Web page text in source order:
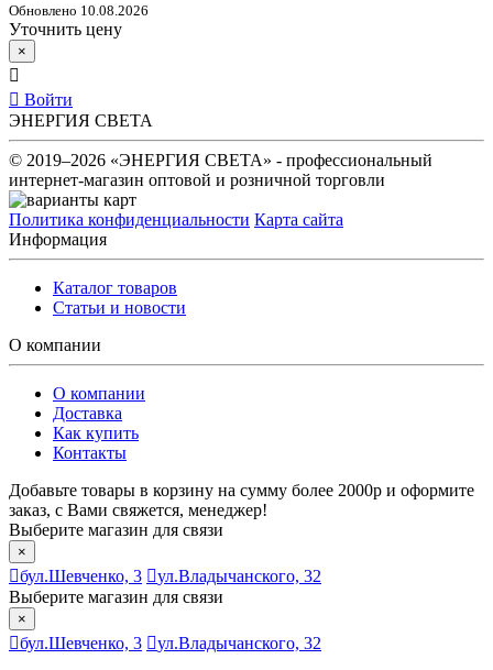
Обновлено 10.08.2026
Уточнить цену
×
Войти
ЭНЕРГИЯ СВЕТА
© 2019–2026 «ЭНЕРГИЯ СВЕТА» - профессиональный
интернет-магазин оптовой и розничной торговли
Политика конфиденциальности Карта сайта
Информация
Каталог товаров
Статьи и новости
О компании
О компании
Доставка
Как купить
Контакты
Добавьте товары в корзину на сумму более 2000р и оформите
заказ, с Вами свяжется, менеджер!
Выберите магазин для связи
×
бул.Шевченко, 3
ул.Владычанского, 32
Выберите магазин для связи
×
бул.Шевченко, 3 ул.Владычанского, 32